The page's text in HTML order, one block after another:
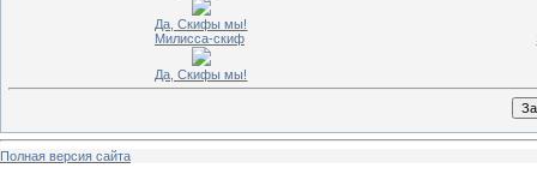
Да, Скифы мы!
Милисса-скиф
Да, Скифы мы!
Полная версия сайта